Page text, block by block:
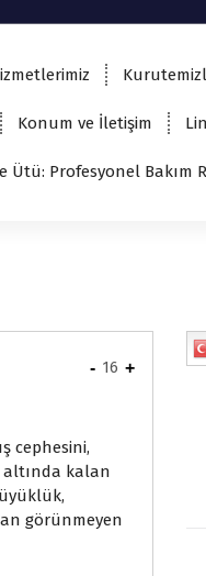
Konum ve İletişim
Ütü: Profesyonel Bakım
cephesini,
altında kalan
görünmeyen
- 16 +